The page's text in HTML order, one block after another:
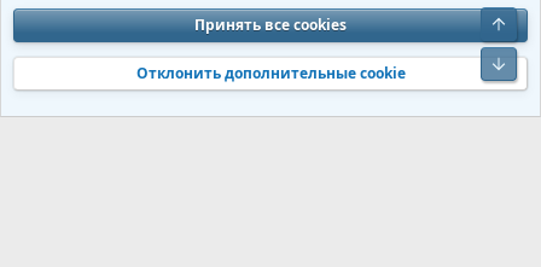
Обратная связь
Условия и правила
Политика конфиденциальности
Помощь
S
S
Community platform by XenForo® © 2010-2026 XenForo Ltd. Перевод от
Jumuro®|Media embeds via s9e/MediaSites
Принять все cookies
Отклонить дополнительные cookie
Верх
Низ